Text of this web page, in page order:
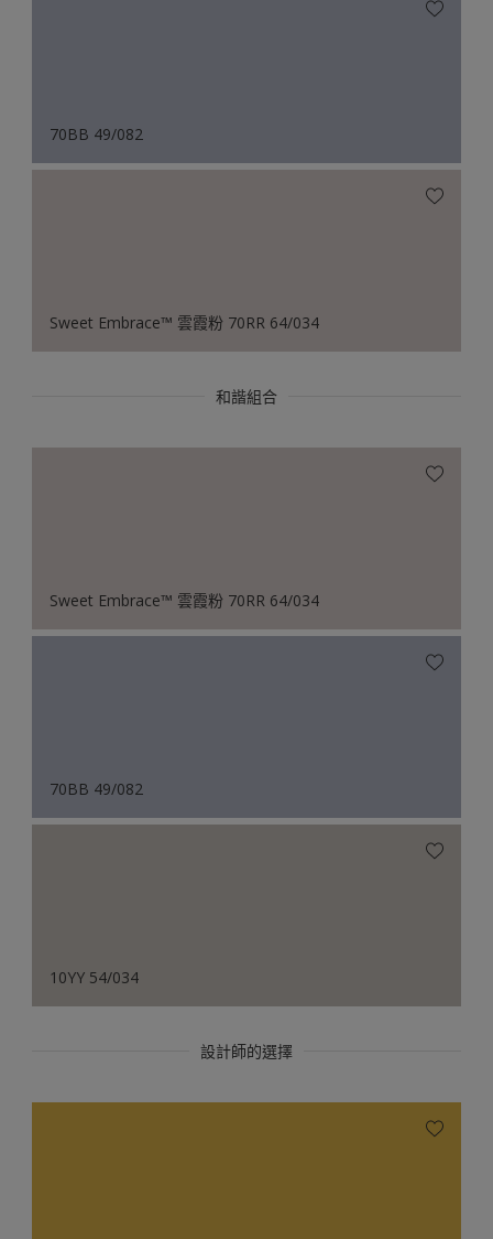
70BB 49/082
Sweet Embrace™ 雲霞粉 70RR 64/034
和諧組合
Sweet Embrace™ 雲霞粉 70RR 64/034
70BB 49/082
10YY 54/034
設計師的選擇